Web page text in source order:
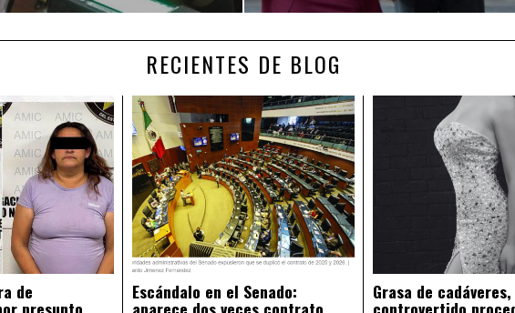
RECIENTES DE BLOG
de
presunto
Escándalo en el Senado:
aparece dos veces contrato
Grasa de
controvertido